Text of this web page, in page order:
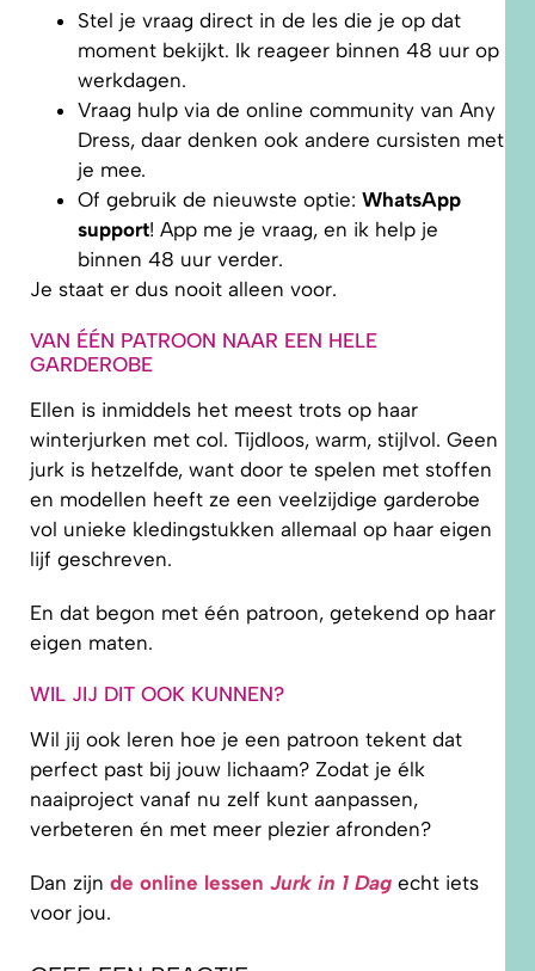
Stel je vraag direct in de les die je op dat
moment bekijkt. Ik reageer binnen 48 uur op
werkdagen.
Vraag hulp via de online community van Any
Dress, daar denken ook andere cursisten met
je mee.
Of gebruik de nieuwste optie: WhatsApp
support! App me je vraag, en ik help je
binnen 48 uur verder.
Je staat er dus nooit alleen voor.
VAN ÉÉN PATROON NAAR EEN HELE
GARDEROBE
Ellen is inmiddels het meest trots op haar
winterjurken met col. Tijdloos, warm, stijlvol. Geen
jurk is hetzelfde, want door te spelen met stoffen
en modellen heeft ze een veelzijdige garderobe
vol unieke kledingstukken allemaal op haar eigen
lijf geschreven.
En dat begon met één patroon, getekend op haar
eigen maten.
WIL JIJ DIT OOK KUNNEN?
Wil jij ook leren hoe je een patroon tekent dat
perfect past bij jouw lichaam? Zodat je élk
naaiproject vanaf nu zelf kunt aanpassen,
verbeteren én met meer plezier afronden?
Dan zijn de online lessen Jurk in 1 Dag echt iets
voor jou.